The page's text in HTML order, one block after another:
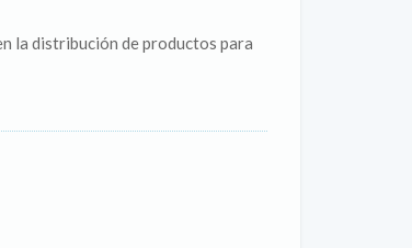
la distribución de productos para